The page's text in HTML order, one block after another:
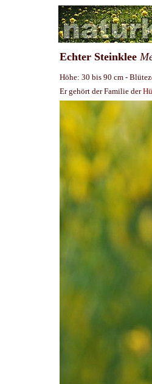
Echter Steinklee
Höhe: 30 bis 90 cm -
Er gehört der Familie der